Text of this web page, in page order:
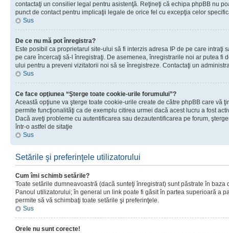
contactaţi un consilier legal pentru asistenţă. Reţineţi că echipa phpBB nu
punct de contact pentru implicaţii legale de orice fel cu excepţia celor
Sus
De ce nu mă pot înregistra?
Este posibil ca proprietarul site-ului să fi interzis adresa IP de pe care intraţi
pe care încercaţi să-l înregistraţi. De asemenea, înregistrarile noi ar putea fi
ului pentru a preveni vizitatorii noi să se înregistreze. Contactaţi un
Sus
Ce face opţiunea “Şterge toate cookie-urile forumului”?
Această opţiune va şterge toate cookie-urile create de către phpBB care vă
permite funcţionalităţi ca de exemplu citirea urmei dacă acest lucru a fost
Dacă aveţi probleme cu autentificarea sau dezautentificarea pe forum,
într-o astfel de sitaţie
Sus
Setările şi preferinţele utilizatorului
Cum îmi schimb setările?
Toate setările dumneavoastră (dacă sunteţi înregistrat) sunt păstrate în baza
Panoul utilizatorului; în general un link poate fi găsit în partea superioară a
permite să vă schimbaţi toate setările şi preferinţele.
Sus
Orele nu sunt corecte!